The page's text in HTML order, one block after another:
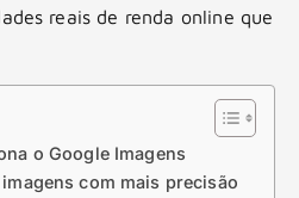
reais de renda online que
o Google Imagens
com mais precisão